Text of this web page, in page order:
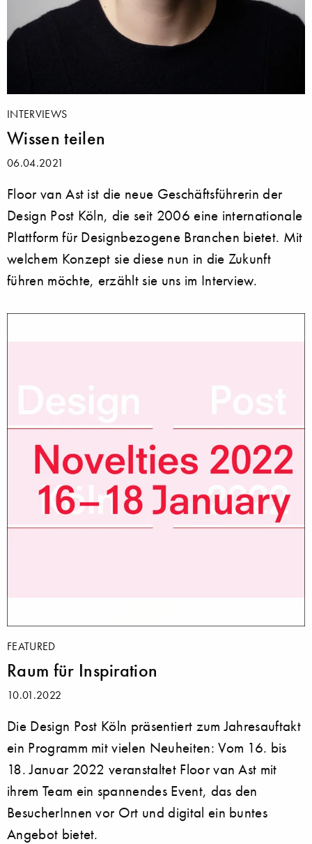
INTERVIEWS
Wissen teilen
06.04.2021
Floor van Ast ist die neue Geschäftsführerin der
Design Post Köln, die seit 2006 eine internationale
Plattform für Designbezogene Branchen bietet. Mit
welchem Konzept sie diese nun in die Zukunft
führen möchte, erzählt sie uns im Interview.
FEATURED
Raum für Inspiration
10.01.2022
Die Design Post Köln präsentiert zum Jahresauftakt
ein Programm mit vielen Neuheiten: Vom 16. bis
18. Januar 2022 veranstaltet Floor van Ast mit
ihrem Team ein spannendes Event, das den
BesucherInnen vor Ort und digital ein buntes
Angebot bietet.